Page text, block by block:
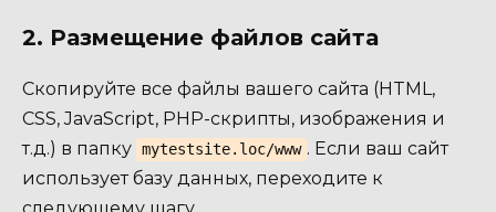
2. Размещение файлов сайта
Скопируйте все файлы вашего сайта (HTML,
CSS, JavaScript, PHP-скрипты, изображения и
т.д.) в папку mytestsite.loc/www . Если ваш сайт
использует базу данных, переходите к
следующему шагу.